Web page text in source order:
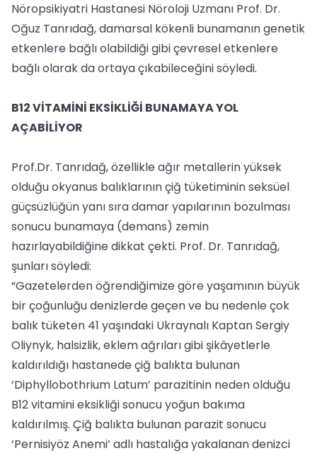
Nöropsikiyatri Hastanesi Nöroloji Uzmanı Prof. Dr.
Oğuz Tanrıdağ, damarsal kökenli bunamanın genetik
etkenlere bağlı olabildiği gibi çevresel etkenlere
bağlı olarak da ortaya çıkabileceğini söyledi.
B12 VİTAMİNİ EKSİKLİĞİ BUNAMAYA YOL
AÇABİLİYOR
Prof.Dr. Tanrıdağ, özellikle ağır metallerin yüksek
olduğu okyanus balıklarının çiğ tüketiminin seksüel
güçsüzlüğün yanı sıra damar yapılarının bozulması
sonucu bunamaya (demans) zemin
hazırlayabildiğine dikkat çekti. Prof. Dr. Tanrıdağ,
şunları söyledi:
“Gazetelerden öğrendiğimize göre yaşamının büyük
bir çoğunluğu denizlerde geçen ve bu nedenle çok
balık tüketen 41 yaşındaki Ukraynalı Kaptan Sergiy
Oliynyk, halsizlik, eklem ağrıları gibi şikâyetlerle
kaldırıldığı hastanede çiğ balıkta bulunan
‘Diphyllobothrium Latum’ parazitinin neden olduğu
B12 vitamini eksikliği sonucu yoğun bakıma
kaldırılmış. Çiğ balıkta bulunan parazit sonucu
‘Pernisiyöz Anemi’ adlı hastalığa yakalanan denizci